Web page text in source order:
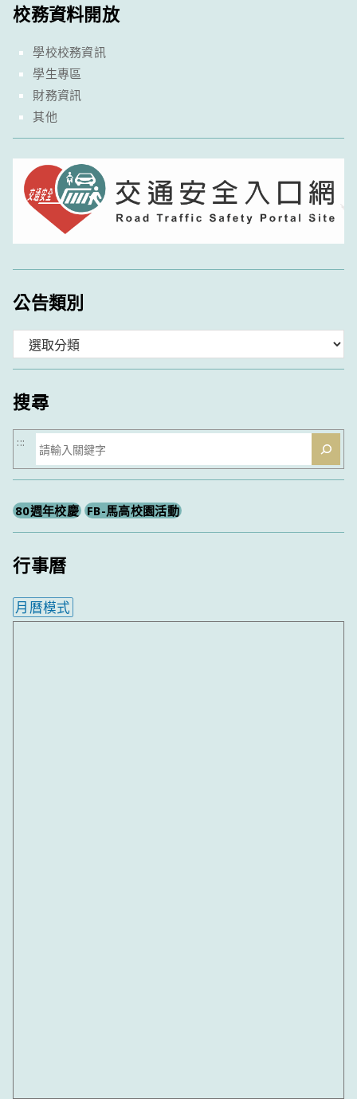
校務資料開放
學校校務資訊
學生專區
財務資訊
其他
公告類別
類
搜尋
搜
尋
:::
80週年校慶 FB-馬高校園活動
行事曆
月曆模式